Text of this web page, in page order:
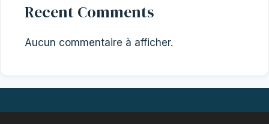
Recent Comments
Aucun commentaire à afficher.